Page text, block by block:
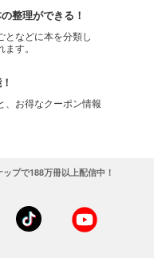
整理ができる！
となどに本を分類し
す。
、お得なクーポン情報
プで188万冊以上配信中！